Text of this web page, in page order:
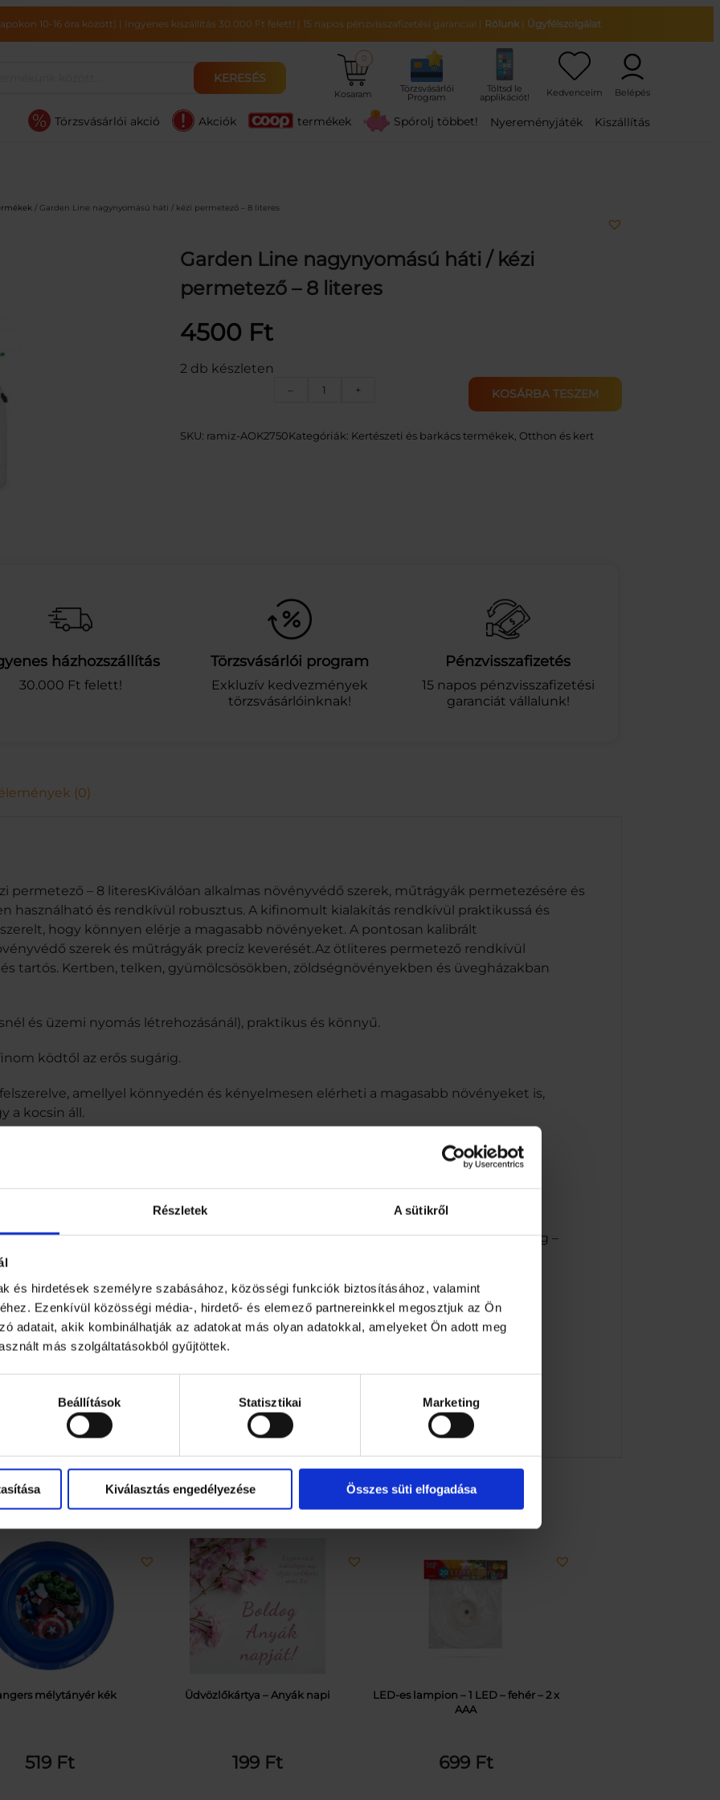
Részletek A sütikről
és hirdetések személyre szabásához, közösségi funkciók biztosításához, valamint
Ezenkívül közösségi média-, hirdető- és elemező partnereinkkel megosztjuk az Ön
adatait, akik kombinálhatják az adatokat más olyan adatokkal, amelyeket Ön adott meg
más szolgáltatásokból gyűjtöttek.
Beállítások Statisztikai Marketing
Kiválasztás engedélyezése Összes süti elfogadása
10-16 óra között) | Ingyenes kiszállítás 30.000 Ft felett! | 15 napos pénzvisszafizetési garancia! | Rólunk| Ügyfélszolgálat
KERESÉS
Kosaram
0
Törzsvásárlói akció Akciók termékek Spórolj többet! Nyereményjáték Kiszállítás
/ Garden Line nagynyomású háti / kézi permetező – 8 literes
Garden Line nagynyomású háti / kézi
permetező – 8 literes
4500 Ft
2 db készleten
–
G
d
m
s
ú
r
m
e
t
e
8
e
e
n
i
g
+ KOSÁRBA TESZEM
SKU: ramiz-AOK2750Kategóriák: Kertészeti és barkács termékek Otthon és kert
házhozszállítás
30.000 Ft felett!
Törzsvásárlói program
Exkluzív kedvezmények
törzsvásárlóinknak!
Pénzvisszafizetés
15 napos pénzvisszafizetési
garanciát vállalunk!
(0)
permetező – 8 literesKiválóan alkalmas növényvédő szerek, műtrágyák permetezésére és
használható és rendkívül robusztus. A kifinomult kialakítás rendkívül praktikussá és
hogy könnyen elérje a magasabb növényeket. A pontosan kalibrált
szerek és műtrágyák precíz keverését.Az ötliteres permetező rendkívül
tartós. Kertben, telken, gyümölcsösökben, zöldségnövényekben és üvegházakban
és üzemi nyomás létrehozásánál), praktikus és könnyű.
ködtől az erős sugárig.
amellyel könnyedén és kényelmesen elérheti a magasabb növényeket is,
a kocsin áll.
megkönnyíti a növényvédő szerek és műtrágyák precíz keverését.
nyomáspermetező a legnagyobb kényelmet nyújtja hosszabb használat során.
8lTökéletes a kertjébeMegkönnyíti a termesztett növények öntözését és
vanÁllítható lándzsával, zárral ellátvaTartós tankBiztonsági szelepAnyaga: műanyag –
mélytányér kék
519 Ft
Üdvözlőkártya – Anyák napi
199 Ft
LED-es lampion – 1 LED – fehér – 2 x
AAA
699 Ft